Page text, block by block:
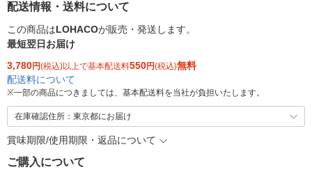
配送情報・送料について
この商品はLOHACOが販売・発送します。
最短翌日お届け
3,780円(税込)以上で基本配送料550円(税込)無料
配送料について
※一部の商品につきましては、基本配送料を当社が負担いたします。
在庫確認住所：東京都にお届け
賞味期限/使用期限・返品について
ご購入について